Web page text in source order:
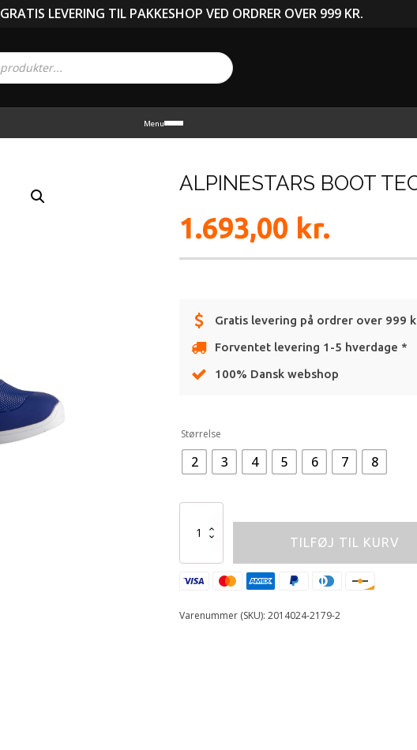
GRATIS LEVERING TIL PAKKESHOP VED ORDRER OVER 999 KR.
Menu
ALPINESTARS BOOT
1.693,00 kr.
Gratis levering på ordrer over 999
Forventet levering 1-5 hverdage *
100% Dansk webshop
Størrelse
2 3 4 5 6 7 8
BOOT
YTH
WT/BK/B
TILFØJ TIL KURV
Varenummer (SKU): 2014024-2179-2